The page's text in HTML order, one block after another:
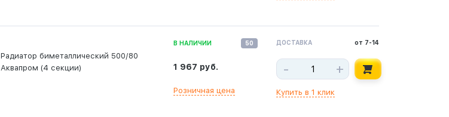
Радиатор биметаллический 500/80
Аквапром (4 секции)
В НАЛИЧИИ 50
1 967 руб.
Розничная цена
ДОСТАВКА от 7-14
- +
Купить в 1 клик